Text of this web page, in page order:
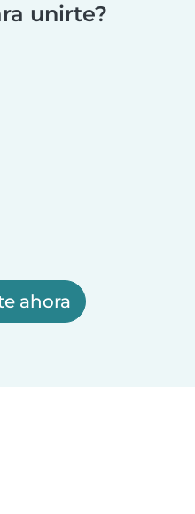
unirte?
ahora